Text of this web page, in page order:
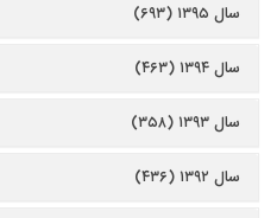
سال ۱۳۹۵ (۶۹۳)
سال ۱۳۹۴ (۴۶۳)
سال ۱۳۹۳ (۳۵۸)
سال ۱۳۹۲ (۴۳۶)